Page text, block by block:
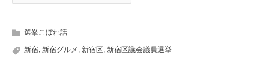
選挙こぼれ話
新宿, 新宿グルメ , 新宿区, 新宿区議会議員選挙